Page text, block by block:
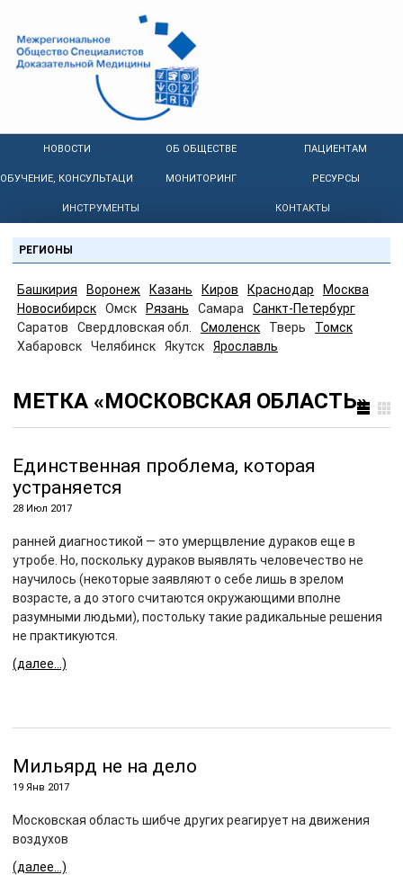
НОВОСТИ ОБ ОБЩЕСТВЕ ПАЦИЕНТАМ
ОБУЧЕНИЕ, КОНСУЛЬТАЦИИ МОНИТОРИНГ РЕСУРСЫ
ИНСТРУМЕНТЫ КОНТАКТЫ
РЕГИОНЫ
Башкирия Воронеж Казань Киров Краснодар
Москва
Новосибирск
Омск Рязань Самара
Санкт-Петербург
Саратов
Свердловская обл. Смоленск Тверь
Томск
Хабаровск
Челябинск Якутск Ярославль
МЕТКА «МОСКОВСКАЯ ОБЛАСТЬ»
Единственная проблема, которая
устраняется
28 Июл 2017
ранней диагностикой — это умерщвление дураков еще в
утробе. Но, поскольку дураков выявлять человечество не
научилось (некоторые заявляют о себе лишь в зрелом
возрасте, а до этого считаются окружающими вполне
разумными людьми), постольку такие радикальные решения
не практикуются.
(далее…)
Мильярд не на дело
19 Янв 2017
Московская область шибче других реагирует на движения
воздухов
(далее…)